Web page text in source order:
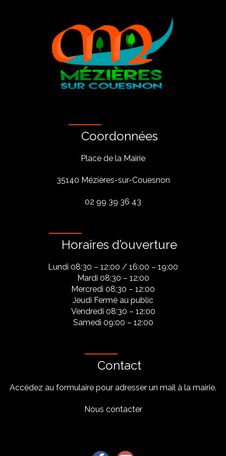
Coordonnées
Place de la Mairie
35140 Mézières-sur-Couesnon
02 99 39 36 43
Horaires d’ouverture
Lundi 08:30 – 12:00 / 16:00 – 19:00
Mardi 08:30 – 12:00
Mercredi 08:30 – 12:00
Jeudi Fermé au public
Vendredi 08:30 – 12:00
Samedi 09:00 – 12:00
Contact
Accédez au formulaire pour adresser un mail à la mairie.
Nous contacter